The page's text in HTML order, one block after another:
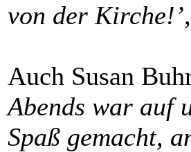
von der
Auch Susan
Abends war auf
Spaß gemacht,